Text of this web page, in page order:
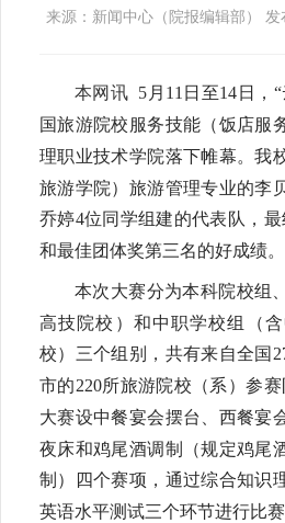
来源：新闻中心（院报编辑部）
本网讯 5 月11日至14日，
国旅游院校服务技能（饭店服
理职业技术学院落下帷幕。我
旅游学院）旅游管理专业的李
乔婷4位同学组建的代表队，
和最佳团体奖第三名的好成绩。
本次大赛分为本科院校组
高技院校）和中职学校组（
校）三个组别，共有来自全国
市的220所旅游院校（系）参赛
大赛设中餐宴会摆台、西餐宴
夜床和鸡尾酒调制（规定鸡尾
制）四个赛项，通过综合知识
英语水平测试三个环节进行比赛